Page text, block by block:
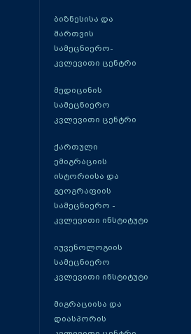
ბიზნესისა და
მართვის
სამეცნიერო-
კვლევითი ცენტრი
მედიცინის
სამეცნიერო
კვლევითი ცენტრი
ქართული
ემიგრაციის
ისტორიისა და
გეოგრაფიის
სამეცნიერო -
კვლევითი ინსტიტუტი
იუვენოლოგიის
სამეცნიერო
კვლევითი ინსტიტუტი
მიგრაციისა და
დიასპორის